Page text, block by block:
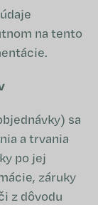
na tento
sa
a trvania
po jej
záruky
z dôvodu